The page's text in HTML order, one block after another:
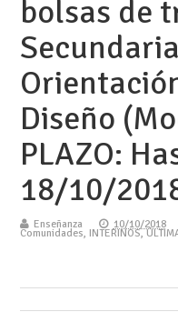
bolsas de
Diseño
PLAZO:
18/10/
Enseñanza 10/10/2018
Comunidades, INTERINOS,